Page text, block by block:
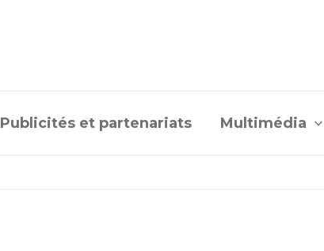
Publicités et partenariats Multimédia